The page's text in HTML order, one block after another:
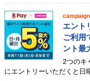
campaign
エント
ご利用
ント最
2つのキ
にエントリーいただくと日